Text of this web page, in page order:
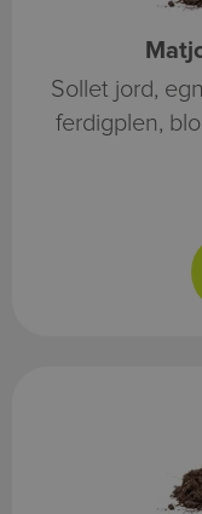
Sollet jord,
ferdigplen,